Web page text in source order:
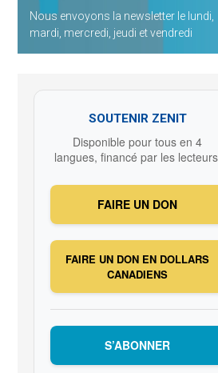
Nous envoyons la newsletter le lundi,
mardi, mercredi, jeudi et vendredi
SOUTENIR ZENIT
Disponible pour tous en 4
langues, financé par les
FAIRE UN DON
FAIRE UN DON EN DOLLARS
CANADIENS
S’ABONNER